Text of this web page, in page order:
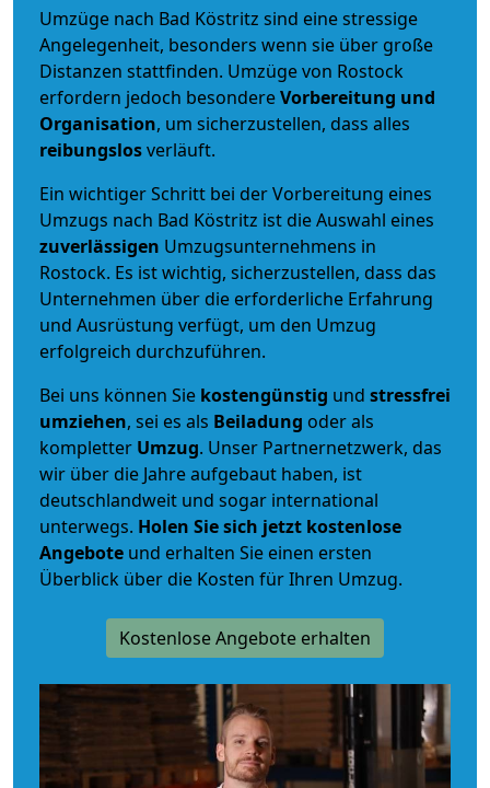
Umzüge nach Bad Köstritz sind eine stressige
Angelegenheit, besonders wenn sie über große
Distanzen stattfinden. Umzüge von Rostock
erfordern jedoch besondereVorbereitung und
Organisation, um sicherzustellen, dass alles
reibungslosverläuft.
Ein wichtiger Schritt bei der Vorbereitung eines
Umzugs nach Bad Köstritz ist die Auswahl eines
zuverlässigen Umzugsunternehmens in
Rostock. Es ist wichtig, sicherzustellen, dass das
Unternehmen über die erforderliche Erfahrung
und Ausrüstung verfügt, um den Umzug
erfolgreich durchzuführen.
Bei uns können Sie kostengünstig und stressfrei
umziehen, sei es als Beiladung oder als
kompletter Umzug. Unser Partnernetzwerk, das
wir über die Jahre aufgebaut haben, ist
deutschlandweit und sogar international
unterwegs. Holen Sie sich jetzt kostenlose
Angebote und erhalten Sie einen ersten
Überblick über die Kosten für Ihren Umzug.
Kostenlose Angebote erhalten